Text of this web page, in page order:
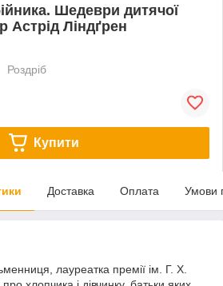
Шедеври дитячої
Астрід Ліндґрен
Роздріб
Купити
Доставка Оплата Умови
лауреатка премії ім. Г. Х.